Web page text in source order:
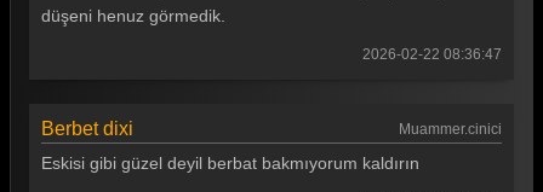
Gönül Dağı 130. Bölüm
Gönül Dağı 127. Bölüm
düşeni henuz görmedik.
2026-02-22 08:36:47
Berbet dixi Muammer.cinici
Eskisi gibi güzel deyil berbat bakmıyorum kaldırın